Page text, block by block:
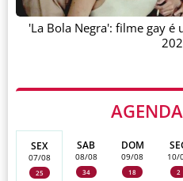
AGENDA
SEX
07/08
25
SAB
08/08
34
DOM
09/08
18
10/
2
'La Bola Negra': filme gay